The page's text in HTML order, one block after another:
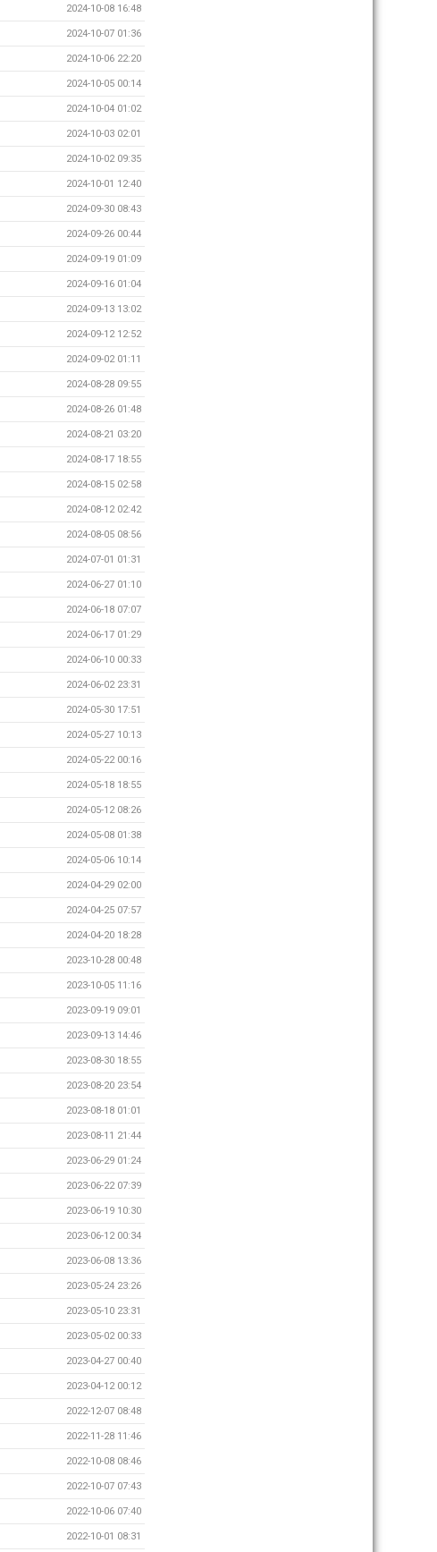
2024-10-08 16:48
2024-10-07 01:36
2024-10-06 22:20
2024-10-05 00:14
2024-10-04 01:02
2024-10-03 02:01
2024-10-02 09:35
2024-10-01 12:40
2024-09-30 08:43
2024-09-26 00:44
2024-09-19 01:09
2024-09-16 01:04
2024-09-13 13:02
2024-09-12 12:52
2024-09-02 01:11
2024-08-28 09:55
2024-08-26 01:48
2024-08-21 03:20
2024-08-17 18:55
2024-08-15 02:58
2024-08-12 02:42
2024-08-05 08:56
2024-07-01 01:31
2024-06-27 01:10
2024-06-18 07:07
2024-06-17 01:29
2024-06-10 00:33
2024-06-02 23:31
2024-05-30 17:51
2024-05-27 10:13
2024-05-22 00:16
2024-05-18 18:55
2024-05-12 08:26
2024-05-08 01:38
2024-05-06 10:14
2024-04-29 02:00
2024-04-25 07:57
2024-04-20 18:28
2023-10-28 00:48
2023-10-05 11:16
2023-09-19 09:01
2023-09-13 14:46
2023-08-30 18:55
2023-08-20 23:54
2023-08-18 01:01
2023-08-11 21:44
2023-06-29 01:24
2023-06-22 07:39
2023-06-19 10:30
2023-06-12 00:34
2023-06-08 13:36
2023-05-24 23:26
2023-05-10 23:31
2023-05-02 00:33
2023-04-27 00:40
2023-04-12 00:12
2022-12-07 08:48
2022-11-28 11:46
2022-10-08 08:46
2022-10-07 07:43
2022-10-06 07:40
2022-10-01 08:31